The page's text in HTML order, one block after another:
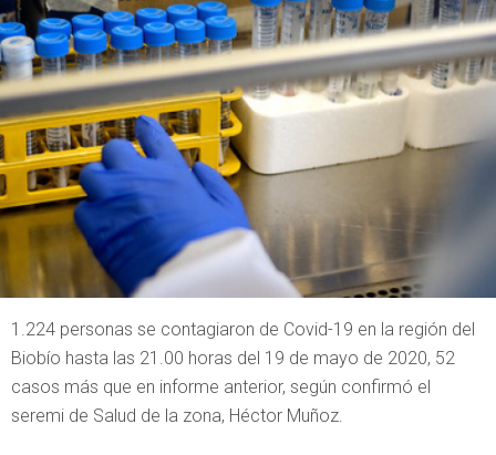
1.224 personas se contagiaron de Covid-19 en la región del
Biobío hasta las 21.00 horas del 19 de mayo de 2020, 52
casos más que en informe anterior, según confirmó el
seremi de Salud de la zona, Héctor Muñoz.